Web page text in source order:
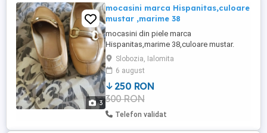
3
mocasini marca Hispanitas,culoare
mustar ,marime 38
mocasini din piele marca
Hispanitas,marime 38,culoare mustar.
Slobozia, Ialomita
6 august
250 RON
300 RON
Telefon validat